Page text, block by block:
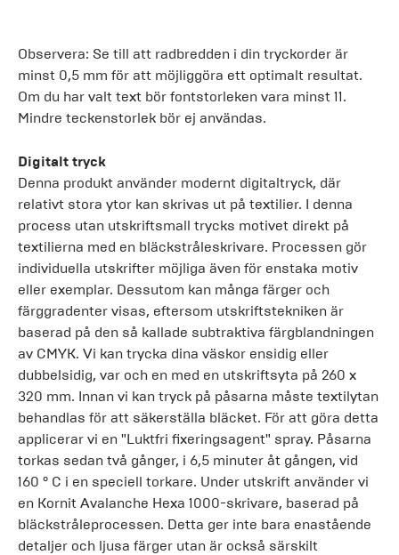
Observera: Se till att radbredden i din tryckorder är
minst 0,5 mm för att möjliggöra ett optimalt resultat.
Om du har valt text bör fontstorleken vara minst 11.
Mindre teckenstorlek bör ej användas.
Digitalt tryck
Denna produkt använder modernt digitaltryck, där
relativt stora ytor kan skrivas ut på textilier. I denna
process utan utskriftsmall trycks motivet direkt på
textilierna med en bläckstråleskrivare. Processen gör
individuella utskrifter möjliga även för enstaka motiv
eller exemplar. Dessutom kan många färger och
färggradenter visas, eftersom utskriftstekniken är
baserad på den så kallade subtraktiva färgblandningen
av CMYK. Vi kan trycka dina väskor ensidig eller
dubbelsidig, var och en med en utskriftsyta på 260 x
320 mm. Innan vi kan tryck på påsarna måste textilytan
behandlas för att säkerställa bläcket. För att göra detta
applicerar vi en "Luktfri fixeringsagent" spray. Påsarna
torkas sedan två gånger, i 6,5 minuter åt gången, vid
160 ° C i en speciell torkare. Under utskrift använder vi
en Kornit Avalanche Hexa 1000-skrivare, baserad på
bläckstråleprocessen. Detta ger inte bara enastående
detaljer och ljusa färger utan är också särskilt